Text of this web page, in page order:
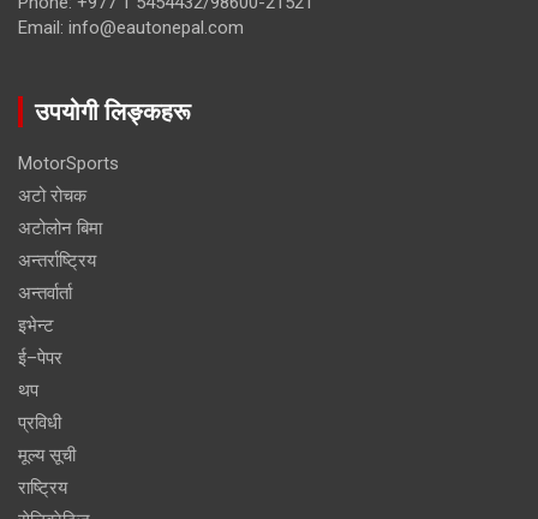
Email: info@eautonepal.com
उपयोगी लिङ्कहरू
MotorSports
अटो रोचक
अटोलोन बिमा
अन्तर्राष्ट्रिय
अन्तर्वार्ता
इभेन्ट
ई–पेपर
थप
प्रविधी
मूल्य सूची
राष्ट्रिय